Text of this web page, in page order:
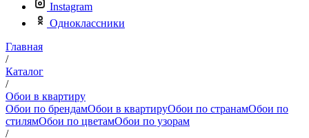
Instagram
Одноклассники
Главная
/
Каталог
/
Обои в квартиру
Обои по брендамОбои в квартируОбои по странамОбои по
стилямОбои по цветамОбои по узорам
/